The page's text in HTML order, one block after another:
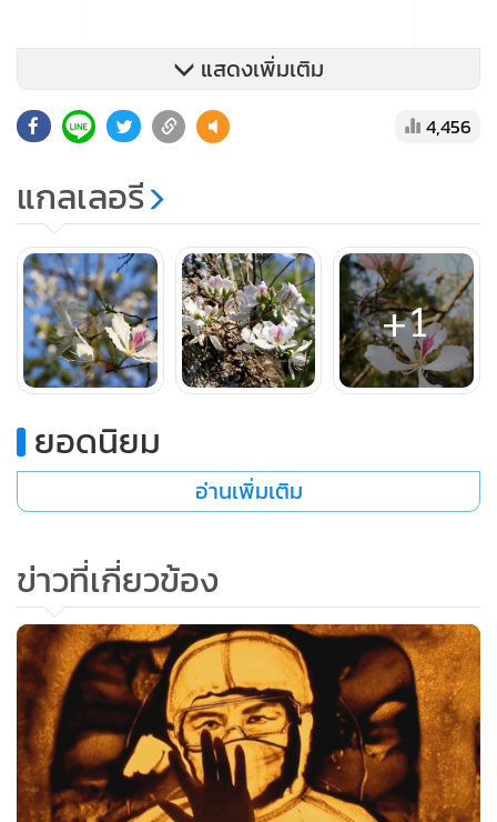
โดยนอกเหนือจากยลโฉมความสวยงามของดอกเสี้ยวแล้ว ยังมี
ชุมชนป่าเหมี้ยงที่อยู่ใกล้เคียงกับจุดชมวิว ที่มีเอกลักษณ์และ
ดำรงวิถีชีวิตที่เรียบง่าย มีสิ่งที่น่าสนใจมากมายได้แก่ ผลิตภัณฑ์
ชุมชนหมอนใบเมี่ยง ชาใบเมี่ยง กาแฟกระบอกไม้ไผ่ ยำใบเมี่ยง
รวมไปถึงมีโฮมสเตย์น่ารักๆริมแม่น้ำท่ามกลางอากาศเย็นสบาย
ตลอดทั้งปี
แสดงเพิ่มเติม
4,456
แกลเลอรี
+1
ยอดนิยม
อ่านเพิ่มเติม
ข่าวที่เกี่ยวข้อง